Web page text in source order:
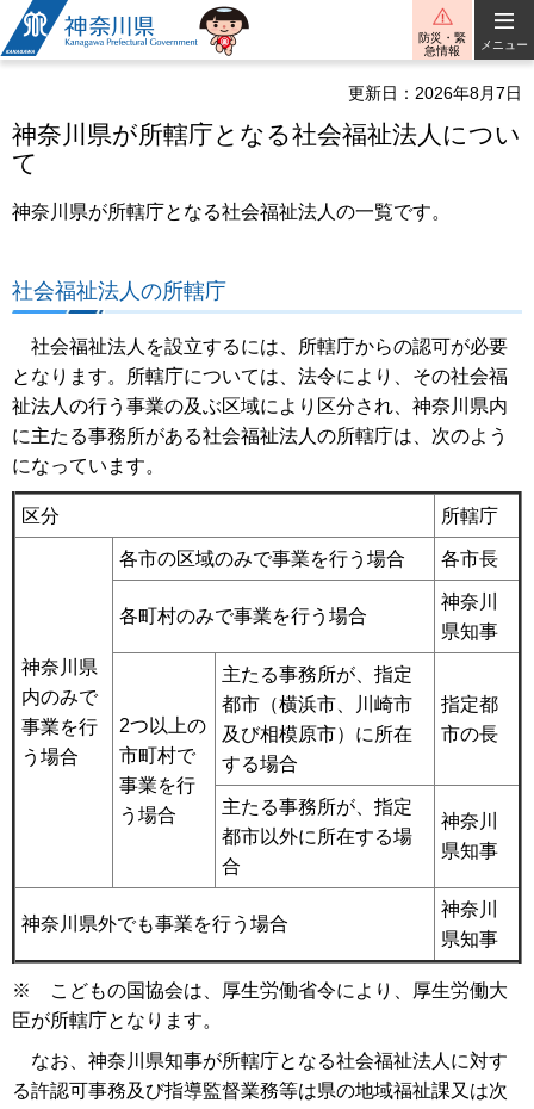
神奈川県
防災・緊
急情報
メニュー
更新日：2026年8月7日
神奈川県が所轄庁となる社会福祉法人につい
て
神奈川県が所轄庁となる社会福祉法人の一覧です。
社会福祉法人の所轄庁
社会福祉法人を設立するには、所轄庁からの認可が必要
となります。所轄庁については、法令により、その社会福
祉法人の行う事業の及ぶ区域により区分され、神奈川県内
に主たる事務所がある社会福祉法人の所轄庁は、次のよう
になっています。
区分 所轄庁
神奈川県
内のみで
事業を行
う場合
各市の区域のみで事業を行う場合 各市長
各町村のみで事業を行う場合
神奈川
県知事
2つ以上の
市町村で
事業を行
う場合
主たる事務所が、指定
都市（横浜市、川崎市
及び相模原市）に所在
する場合
指定都
市の長
主たる事務所が、指定
都市以外に所在する場
合
神奈川
県知事
神奈川県外でも事業を行う場合
神奈川
県知事
※ こどもの国協会は、厚生労働省令により、厚生労働大
臣が所轄庁となります。
なお、神奈川県知事が所轄庁となる社会福祉法人に対す
る許認可事務及び指導監督業務等は県の地域福祉課又は次